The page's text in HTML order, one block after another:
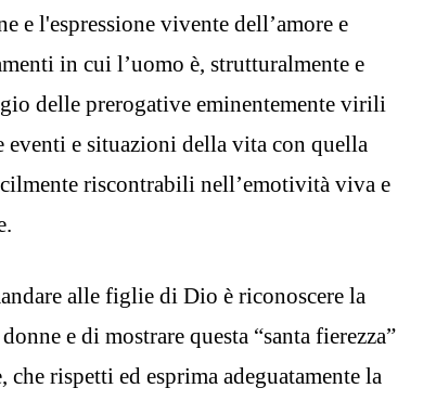
e l'espressione vivente dell’amore e
in cui l’uomo è, strutturalmente e
delle prerogative eminentemente virili
eventi e situazioni della vita con quella
riscontrabili nell’emotività viva e
alle figlie di Dio è riconoscere la
e di mostrare questa “santa fierezza”
che rispetti ed esprima adeguatamente la